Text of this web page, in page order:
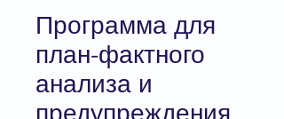
Программа для
план-фактного
анализа и
предупреждения